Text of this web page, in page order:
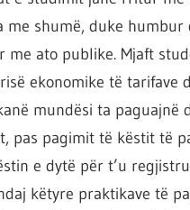
shumë, duke
ato publike. Mjaft
ekonomike të tarifave
mundësi ta paguajnë
pas pagimit të këstit të
e dytë për t’u
këtyre praktikave të